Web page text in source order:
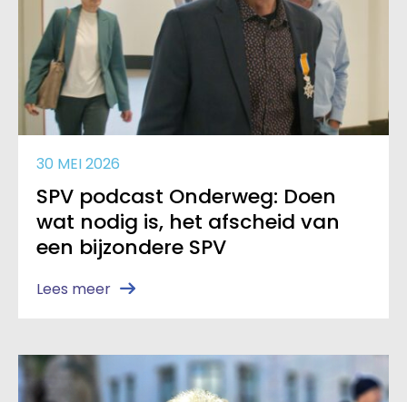
30 MEI 2026
SPV podcast Onderweg: Doen
wat nodig is, het afscheid van
een bijzondere SPV
Lees meer